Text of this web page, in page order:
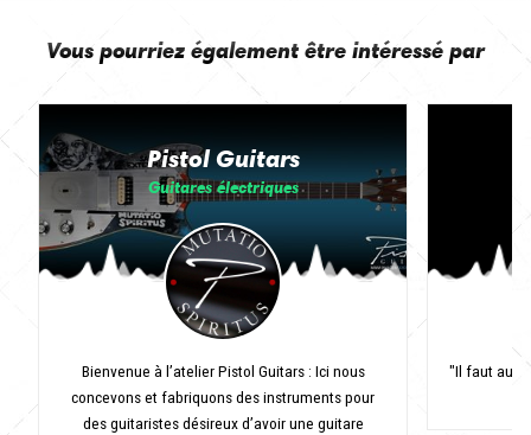
Vous pourriez également être intéressé par
Pistol Guitars
Guitares électriques
Bienvenue à l’atelier Pistol Guitars : Ici nous
concevons et fabriquons des instruments pour
des guitaristes désireux d’avoir une guitare
"Il faut